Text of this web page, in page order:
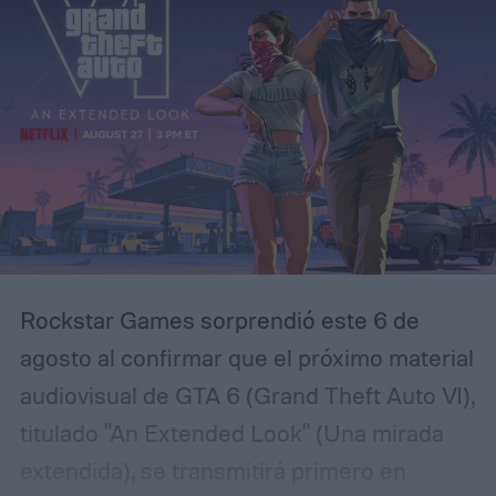
aunque bajo su superficie se esconden
desapariciones, secretos familiares y una
serie de acontecimientos relacionados con
una antigua tragedia. El protagonista es
Luka, un joven que regresa a distintos
momentos de la historia para intentar
comprender qué sucedió realmente y
evitar que los hechos más oscuros vuelvan
a repetirse.
Rockstar Games sorprendió este 6 de
agosto al confirmar que el próximo material
audiovisual de GTA 6 (Grand Theft Auto VI),
titulado "An Extended Look" (Una mirada